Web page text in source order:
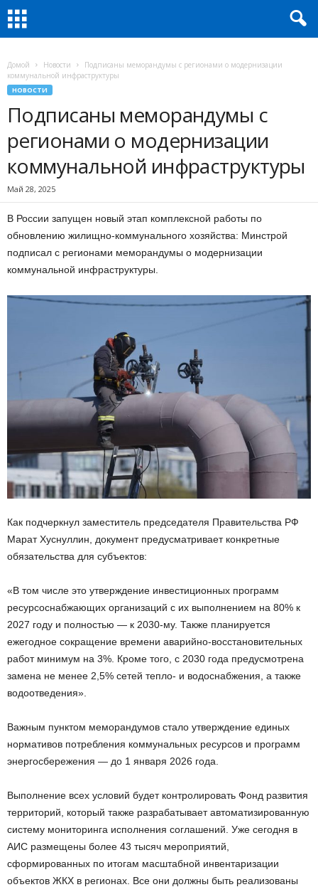
Домой Новости
Подписаны меморандумы с регионами о модернизации
коммунальной инфраструктуры
НОВОСТИ
Подписаны меморандумы с
регионами о модернизации
коммунальной инфраструктуры
Май 28, 2025
В России запущен новый этап комплексной работы по
обновлению жилищно-коммунального хозяйства: Минстрой
подписал с регионами меморандумы о модернизации
коммунальной инфраструктуры.
Как подчеркнул заместитель председателя Правительства РФ
Марат Хуснуллин, документ предусматривает конкретные
обязательства для субъектов:
«В том числе это утверждение инвестиционных программ
ресурсоснабжающих организаций с их выполнением на 80% к
2027 году и полностью — к 2030-му. Также планируется
ежегодное сокращение времени аварийно-восстановительных
работ минимум на 3%. Кроме того, с 2030 года предусмотрена
замена не менее 2,5% сетей тепло- и водоснабжения, а также
водоотведения».
Важным пунктом меморандумов стало утверждение единых
нормативов потребления коммунальных ресурсов и программ
энергосбережения — до 1 января 2026 года.
Выполнение всех условий будет контролировать Фонд развития
территорий, который также разрабатывает автоматизированную
систему мониторинга исполнения соглашений. Уже сегодня в
АИС размещены более 43 тысяч мероприятий,
сформированных по итогам масштабной инвентаризации
объектов ЖКХ в регионах. Все они должны быть реализованы